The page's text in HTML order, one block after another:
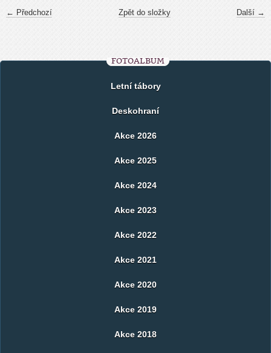
← Předchozí Další →
Zpět do složky
FOTOALBUM
Letní tábory
Deskohraní
Akce 2026
Akce 2025
Akce 2024
Akce 2023
Akce 2022
Akce 2021
Akce 2020
Akce 2019
Akce 2018